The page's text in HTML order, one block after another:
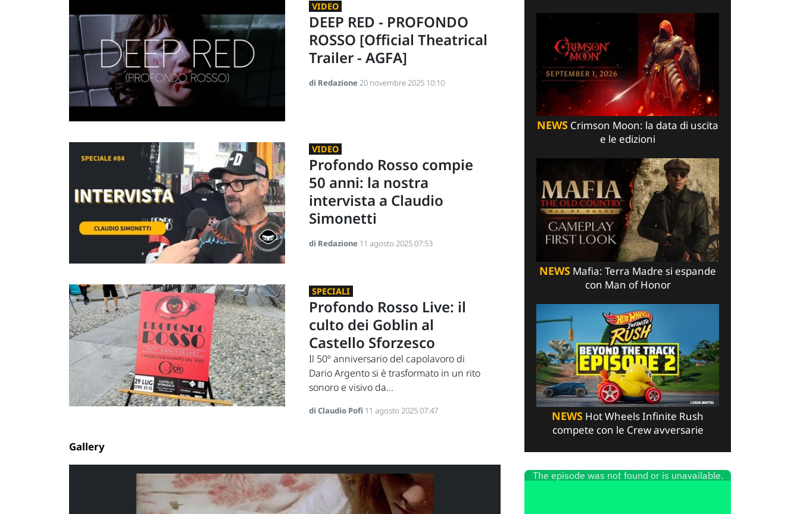
VIDEO
DEEP RED - PROFONDO
ROSSO [Official Theatrical
Trailer - AGFA]
di Redazione20 novembre 2025 10:10
VIDEO
Profondo Rosso compie
50 anni: la nostra
intervista a Claudio
Simonetti
di Redazione 11 agosto 2025 07:53
SPECIALI
Profondo Rosso Live: il
culto dei Goblin al
Castello Sforzesco
Il 50º anniversario del capolavoro di
Dario Argento si è trasformato in un rito
sonoro e visivo da...
di Claudio Pofi 11 agosto 2025 07:47
Gallery
NEWS Crimson Moon: la data di uscita
e le edizioni
NEWS Mafia: Terra Madre si espande
con Man of Honor
NEWS Hot Wheels Infinite Rush
compete con le Crew avversarie